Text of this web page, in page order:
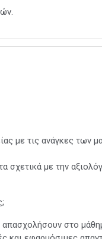
με τις ανάγκες των
σχετικά με την
απασχολήσουν στο